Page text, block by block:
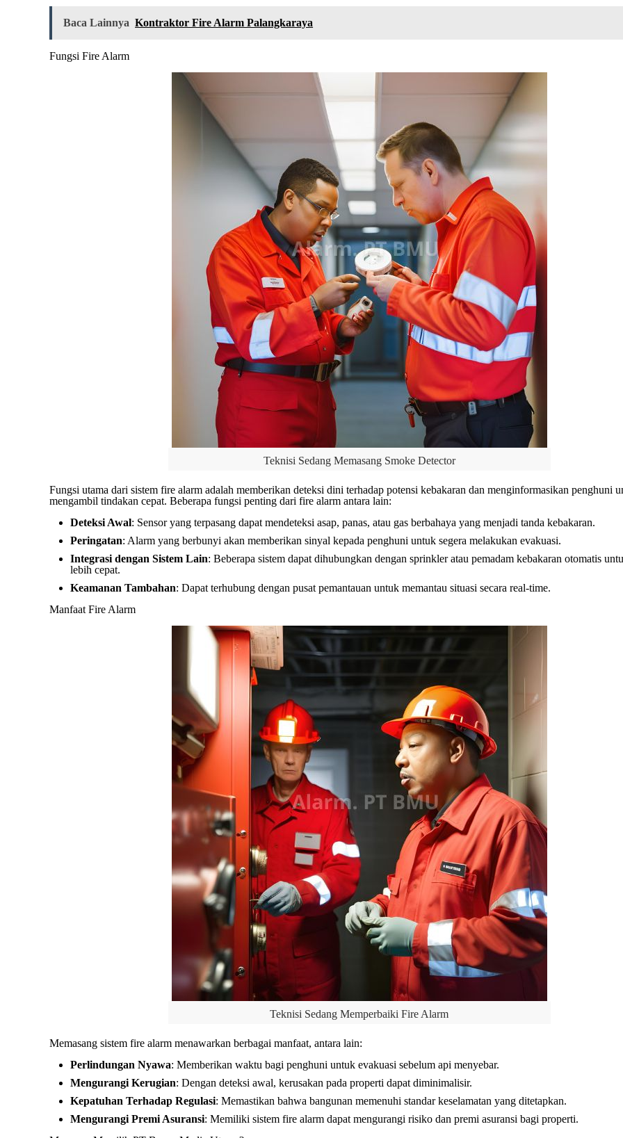
Baca Lainnya Kontraktor Fire Alarm Palangkaraya
Fungsi Fire Alarm
Teknisi Sedang Memasang Smoke Detector
Fungsi utama dari sistem fire alarm adalah memberikan deteksi dini terhadap potensi kebakaran dan menginformasikan penghuni
mengambil tindakan cepat. Beberapa fungsi penting dari fire alarm antara lain:
Deteksi Awal: Sensor yang terpasang dapat mendeteksi asap, panas, atau gas berbahaya yang menjadi tanda kebakaran.
Peringatan: Alarm yang berbunyi akan memberikan sinyal kepada penghuni untuk segera melakukan evakuasi.
Integrasi dengan Sistem Lain: Beberapa sistem dapat dihubungkan dengan sprinkler atau pemadam kebakaran otomatis
lebih cepat.
Keamanan Tambahan: Dapat terhubung dengan pusat pemantauan untuk memantau situasi secara real-time.
Manfaat Fire Alarm
Teknisi Sedang Memperbaiki Fire Alarm
Memasang sistem fire alarm menawarkan berbagai manfaat, antara lain:
Perlindungan Nyawa: Memberikan waktu bagi penghuni untuk evakuasi sebelum api menyebar.
Mengurangi Kerugian: Dengan deteksi awal, kerusakan pada properti dapat diminimalisir.
Kepatuhan Terhadap Regulasi: Memastikan bahwa bangunan memenuhi standar keselamatan yang ditetapkan.
Mengurangi Premi Asuransi: Memiliki sistem fire alarm dapat mengurangi risiko dan premi asuransi bagi properti.